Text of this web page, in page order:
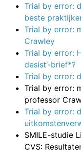
Trial by error:
beste
Trial by error:
Crawley
Trial by error:
desist’-brief*?
Trial by error:
Trial by error:
professor
Trial by error:
SMILE-studie
CVS: